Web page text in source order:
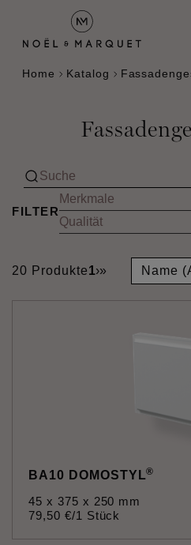
Home Katalog
FILTER
20 Produkte1›»
BA10 DOMOSTYL®
45 x 375 x 250 mm
79,50 €/1 Stück